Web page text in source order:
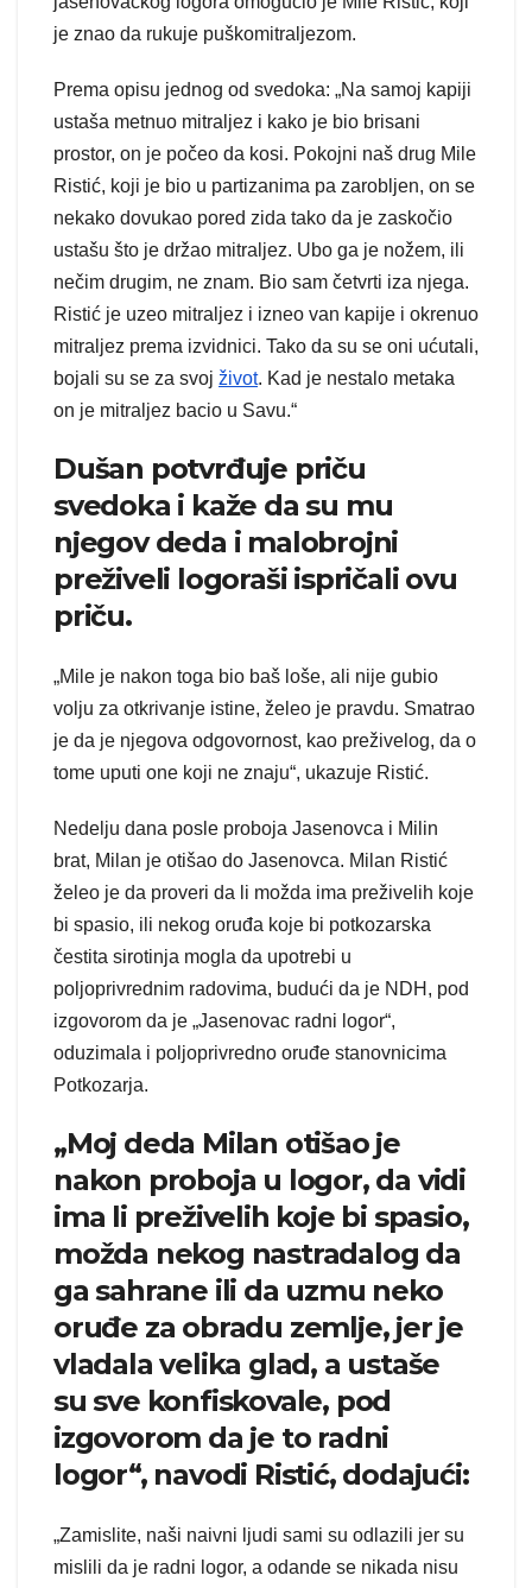
je znao da rukuje puškomitraljezom.
Prema opisu jednog od svedoka: „Na samoj kapiji
ustaša metnuo mitraljez i kako je bio brisani
prostor, on je počeo da kosi. Pokojni naš drug Mile
Ristić, koji je bio u partizanima pa zarobljen, on se
nekako dovukao pored zida tako da je zaskočio
ustašu što je držao mitraljez. Ubo ga je nožem, ili
nečim drugim, ne znam. Bio sam četvrti iza njega.
Ristić je uzeo mitraljez i izneo van kapije i okrenuo
mitraljez prema izvidnici. Tako da su se oni ućutali,
bojali su se za svoj život. Kad je nestalo metaka
on je mitraljez bacio u Savu.“
Dušan potvrđuje priču
svedoka i kaže da su mu
njegov deda i malobrojni
preživeli logoraši ispričali ovu
priču.
„Mile je nakon toga bio baš loše, ali nije gubio
volju za otkrivanje istine, želeo je pravdu. Smatrao
je da je njegova odgovornost, kao preživelog, da o
tome uputi one koji ne znaju“, ukazuje Ristić.
Nedelju dana posle proboja Jasenovca i Milin
brat, Milan je otišao do Jasenovca. Milan Ristić
želeo je da proveri da li možda ima preživelih koje
bi spasio, ili nekog oruđa koje bi potkozarska
čestita sirotinja mogla da upotrebi u
poljoprivrednim radovima, budući da je NDH, pod
izgovorom da je „Jasenovac radni logor“,
oduzimala i poljoprivredno oruđe stanovnicima
Potkozarja.
„Moj deda Milan otišao je
nakon proboja u logor, da vidi
ima li preživelih koje bi spasio,
možda nekog nastradalog da
ga sahrane ili da uzmu neko
oruđe za obradu zemlje, jer je
vladala velika glad, a ustaše
su sve konfiskovale, pod
izgovorom da je to radni
logor“, navodi Ristić, dodajući:
„Zamislite, naši naivni ljudi sami su odlazili jer su
mislili da je radni logor, a odande se nikada nisu